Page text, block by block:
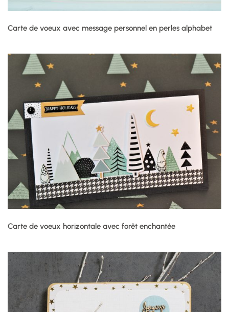
Carte de voeux avec message personnel en perles alphabet
Carte de voeux horizontale avec forêt enchantée